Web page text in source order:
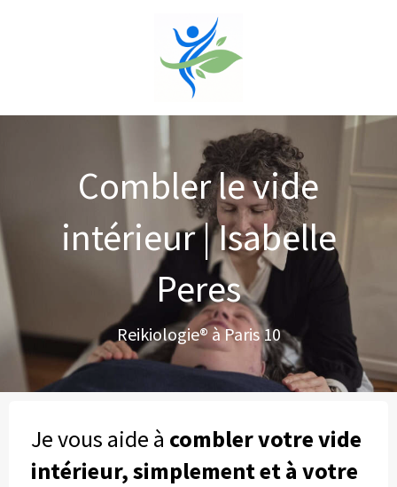
Combler le vide
intérieur | Isabelle
Peres
Reikiologie® à Paris 10
Je vous aide à combler votre vide
intérieur,simplement et à votre